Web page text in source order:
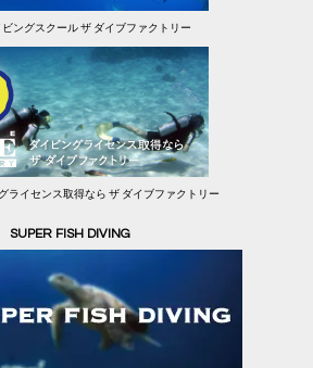
ングスクール ザ ダイブファクトリー
ライセンス取得なら ザ ダイブファクトリー
SUPER FISH DIVING